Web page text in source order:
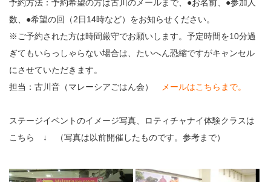
予約方法：予約希望の方は古川のメールまで、●お名前、●参加人
数、●希望の回（2日14時など）をお知らせください。
※ご予約された方は時間厳守でお願いします。予定時間を10分過
ぎてもいらっしゃらない場合は、たいへん恐縮ですがキャンセル
にさせていただきます。
担当：古川音（マレーシアごはん会）
メールはこちらまで。
ステージイベントのイメージ写真、ロティチャナイ体験クラスは
こちら ↓ （写真は以前開催したものです。参考まで）